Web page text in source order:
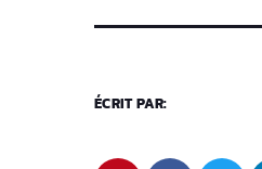
ÉCRIT PAR: